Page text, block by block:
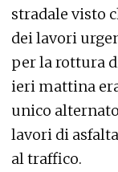
stradale visto
dei lavori
per la rottura
ieri mattina
unico
lavori di
al traffico.